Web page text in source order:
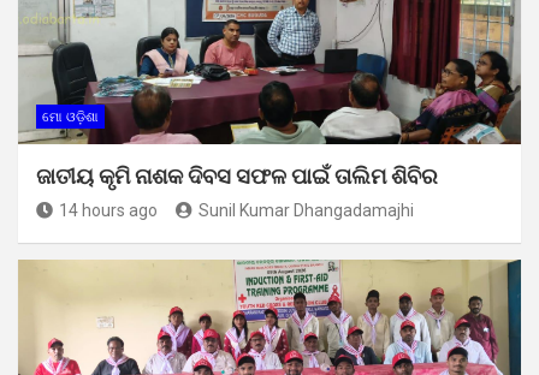
ମୋ ଓଡ଼ିଶା
ଜାତୀୟ କୃମି ନାଶକ ଦିବସ ସଫଳ ପାଇଁ ତାଲିମ ଶିବିର
14 hours ago Sunil Kumar Dhangadamajhi